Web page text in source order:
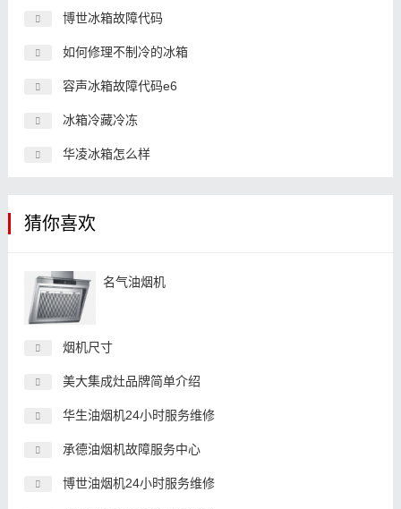
博世冰箱故障代码
如何修理不制冷的冰箱
容声冰箱故障代码e6
冰箱冷藏冷冻
华凌冰箱怎么样
猜你喜欢
名气油烟机
烟机尺寸
美大集成灶品牌简单介绍
华生油烟机24小时服务维修
承德油烟机故障服务中心
博世油烟机24小时服务维修